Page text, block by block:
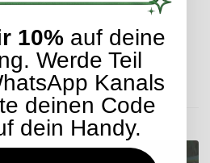
2-4 Werktage
UNSER SORTIMENT
10% auf deine
Werde Teil
Kanals
deinen Code
dein Handy.